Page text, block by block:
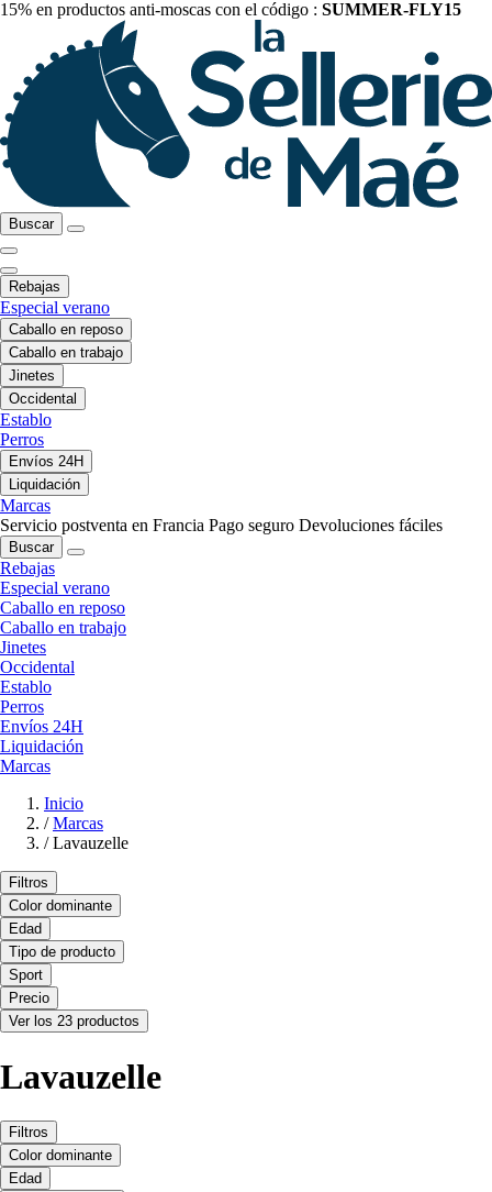
15% en productos anti-moscas con el código : SUMMER-FLY15
Buscar
Rebajas
Especial verano
Caballo en reposo
Caballo en trabajo
Jinetes
Occidental
Establo
Perros
Envíos 24H
Liquidación
Marcas
Servicio postventa en Francia Pago seguro Devoluciones fáciles
Buscar
Rebajas
Especial verano
Caballo en reposo
Caballo en trabajo
Jinetes
Occidental
Establo
Perros
Envíos 24H
Liquidación
Marcas
Inicio
/ Marcas
/ Lavauzelle
Filtros
Color dominante
Edad
Tipo de producto
Sport
Precio
Ver los 23 productos
Lavauzelle
Filtros
Color dominante
Edad